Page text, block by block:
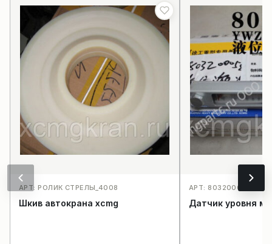
АРТ: РОЛИК СТРЕЛЫ_4008
Шкив автокрана xcmg
АРТ:
Датчик уровня